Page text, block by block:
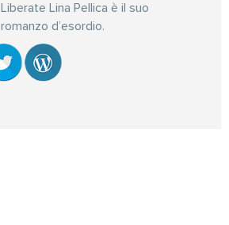
Liberate Lina Pellica è il suo
romanzo d’esordio.